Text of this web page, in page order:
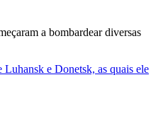
a bombardear diversas
Luhansk e Donetsk, as quais ele